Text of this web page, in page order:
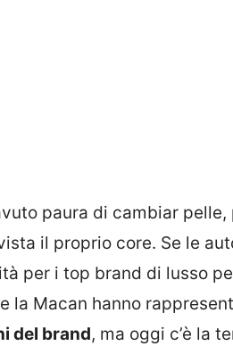
paura di cambiar pelle,
il proprio core. Se le
per i top brand di lusso
la Macan hanno
del brand, ma oggi c’è la